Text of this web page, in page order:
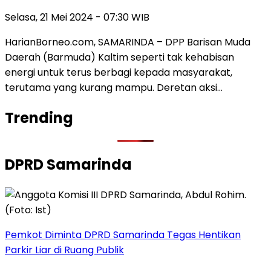
Selasa, 21 Mei 2024 - 07:30 WIB
HarianBorneo.com, SAMARINDA – DPP Barisan Muda
Daerah (Barmuda) Kaltim seperti tak kehabisan
energi untuk terus berbagi kepada masyarakat,
terutama yang kurang mampu. Deretan aksi…
Trending
DPRD Samarinda
Pemkot Diminta DPRD Samarinda Tegas Hentikan
Parkir Liar di Ruang Publik